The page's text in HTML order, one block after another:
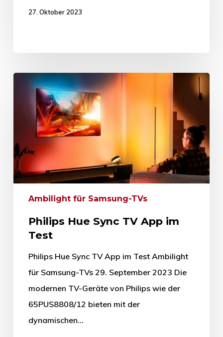
27. Oktober 2023
Ambilight für Samsung-TVs
Philips Hue Sync TV App im
Test
Philips Hue Sync TV App im Test Ambilight
für Samsung-TVs 29. September 2023 Die
modernen TV-Geräte von Philips wie der
65PUS8808/12 bieten mit der
dynamischen…